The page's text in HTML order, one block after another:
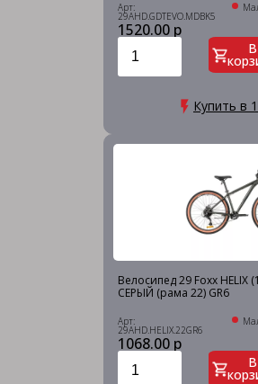
Арт:
29AHD.GDTEVO.MDBK5
1520.00 р
В
Купить в
Велосипед 29 Foxx HELIX
СЕРЫЙ (рама 22) GR6
Арт:
29AHD.HELIX.22GR6
1068.00 р
В